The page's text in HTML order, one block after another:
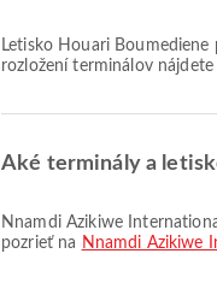
Letisko Houari Boumediene ponúka Modlitebňa, Parkoviská, Invalidný vozík a mnoho ďalších vybavení, ktoré zlepšia váš cestovný zážitok. Podrobné informácie o zariadeniach a
rozložení terminálov nájdete
Aké terminály a
Nnamdi Azikiwe International Airport ponúka Taxi a mnoho ďalších možností, ktoré zlepšia váš cestovný zážitok. Podrobnosti o zariadeniach a rozložení terminálov si môžete
pozrieť na Nnamdi Azikiwe